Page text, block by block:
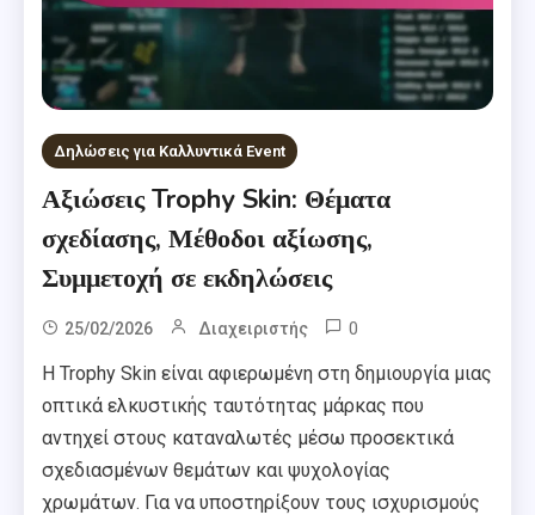
Δηλώσεις για Καλλυντικά Event
Αξιώσεις Trophy Skin: Θέματα
σχεδίασης, Μέθοδοι αξίωσης,
Συμμετοχή σε εκδηλώσεις
25/02/2026 Διαχειριστής 0
Η Trophy Skin είναι αφιερωμένη στη δημιουργία μιας
οπτικά ελκυστικής ταυτότητας μάρκας που
αντηχεί στους καταναλωτές μέσω προσεκτικά
σχεδιασμένων θεμάτων και ψυχολογίας
χρωμάτων. Για να υποστηρίξουν τους ισχυρισμούς